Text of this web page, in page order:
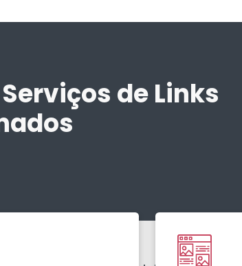
de Links